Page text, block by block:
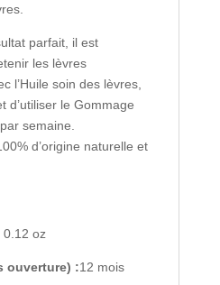
parfait, il est
les lèvres
l’Huile soin des lèvres,
d’utiliser le Gommage
semaine.
d’origine naturelle et
0.12 oz
ouverture) :12 mois